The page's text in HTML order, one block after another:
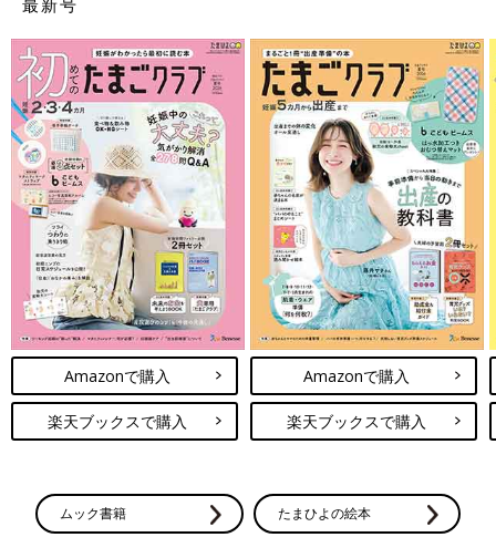
Amazonで購入
楽天ブックスで購入
Amazonで購入
楽天ブックスで購入
ムック書籍 たまひよの絵本